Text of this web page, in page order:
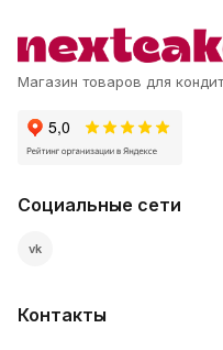
Магазин товаров для
Социальные сети
vk
Контакты